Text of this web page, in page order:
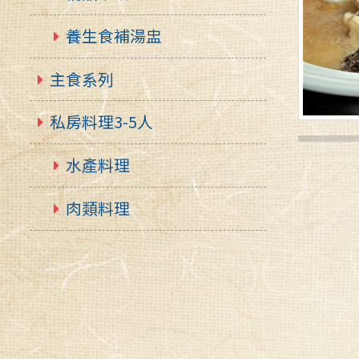
養生食補湯盅
主食系列
私房料理3-5人
水產料理
肉類料理